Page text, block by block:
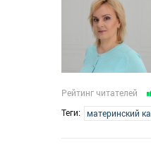
Рейтинг читателей
Теги:
материнский